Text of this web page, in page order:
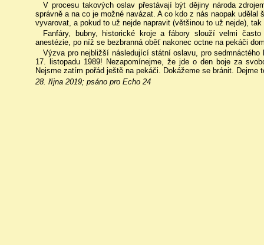
V procesu takových oslav přestávají být dějiny národa
správně a na co je možné navázat. A co kdo z nás naopak udělal
vyvarovat, a pokud to už nejde napravit (většinou to už nejde),
Fanfáry, bubny, historické kroje a fábory slouží velmi
anestézie, po níž se bezbranná oběť nakonec octne na pekáči
Výzva pro nejbližší následující státní oslavu, pro
17. listopadu 1989! Nezapomínejme, že jde o den boje za
Nejsme zatím pořád ještě na pekáči. Dokážeme se bránit. Dejme
28. října 2019; psáno pro Echo 24